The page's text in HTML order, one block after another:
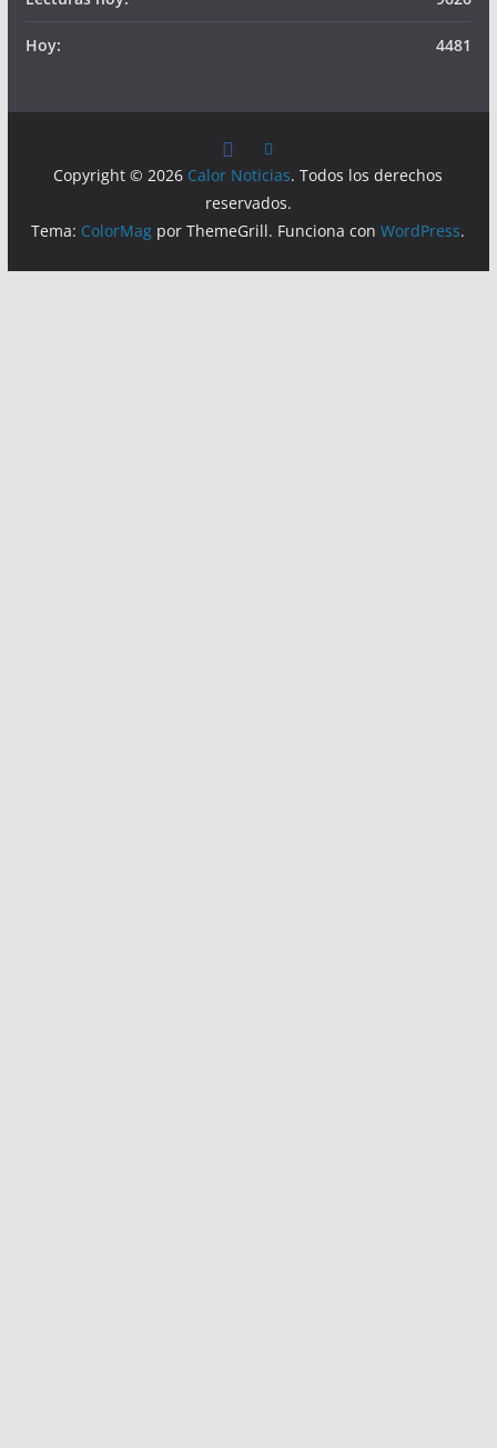
4481
Hoy:
Copyright © 2026 Calor Noticias. Todos los derechos
reservados.
Tema: ColorMag por ThemeGrill. Funciona conWordPress.